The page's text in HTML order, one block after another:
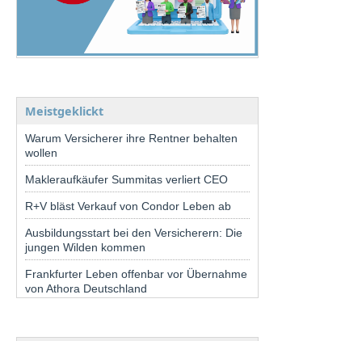
Meistgeklickt
Warum Versicherer ihre Rentner behalten
wollen
Makleraufkäufer Summitas verliert CEO
R+V bläst Verkauf von Condor Leben ab
Ausbildungsstart bei den Versicherern: Die
jungen Wilden kommen
Frankfurter Leben offenbar vor Übernahme
von Athora Deutschland